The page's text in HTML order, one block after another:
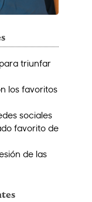
triunfar
los favoritos
sociales
favorito de
de las